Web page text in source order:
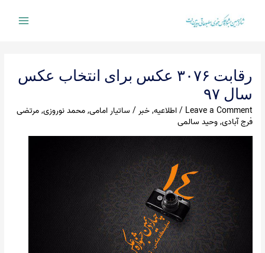
content
Main
رقابت ۳۰۷۶ عکس برای انتخاب عکس
سال ۹۷
Leave a Comment
/اطلاعیه,خبر / ساتیار امامی,محمد نوروزی,مرتضی
فرج آبادی,وحید سالمی